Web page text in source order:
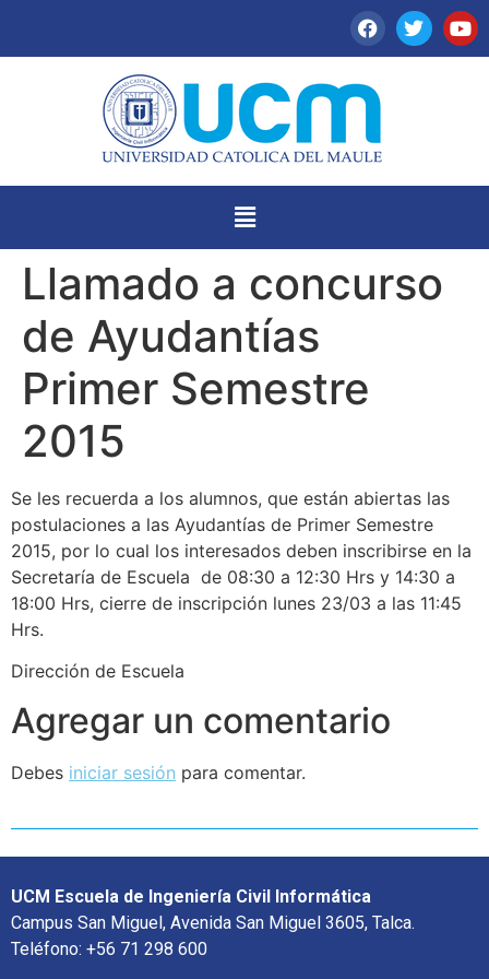
Llamado a concurso
de Ayudantías
Primer Semestre
2015
Se les recuerda a los alumnos, que están abiertas las
postulaciones a las Ayudantías de Primer Semestre
2015, por lo cual los interesados deben inscribirse en la
Secretaría de Escuela de 08:30 a 12:30 Hrs y 14:30 a
18:00 Hrs, cierre de inscripción lunes 23/03 a las 11:45
Hrs.
Dirección de Escuela
Agregar un comentario
Debes iniciar sesión para comentar.
UCM Escuela de Ingeniería Civil Informática
Campus San Miguel, Avenida San Miguel 3605, Talca.
Teléfono: +56 71 298 600